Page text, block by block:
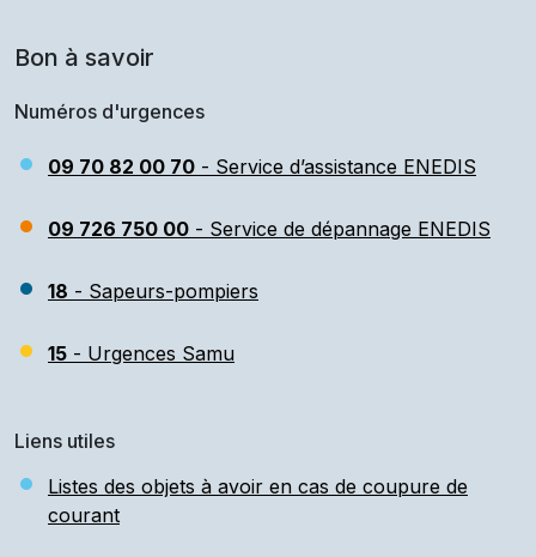
Bon à savoir
Numéros d'urgences
09 70 82 00 70 - Service d’assistance ENEDIS
09 726 750 00 - Service de dépannage ENEDIS
18 - Sapeurs-pompiers
15 - Urgences Samu
Liens utiles
Listes des objets à avoir en cas de coupure de
courant